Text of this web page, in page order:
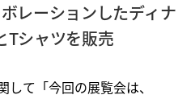
レーションしたディナ
Tシャツを販売
て「今回の展覧会は、